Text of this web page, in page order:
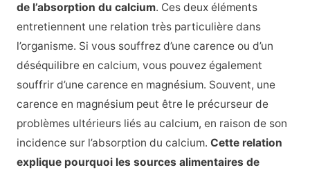
de l’absorption du calcium. Ces deux éléments
entretiennent une relation très particulière dans
l’organisme. Si vous souffrez d’une carence ou d’un
déséquilibre en calcium, vous pouvez également
souffrir d’une carence en magnésium. Souvent, une
carence en magnésium peut être le précurseur de
problèmes ultérieurs liés au calcium, en raison de son
incidence sur l’absorption du calcium. Cette relation
explique pourquoi les sources alimentaires de